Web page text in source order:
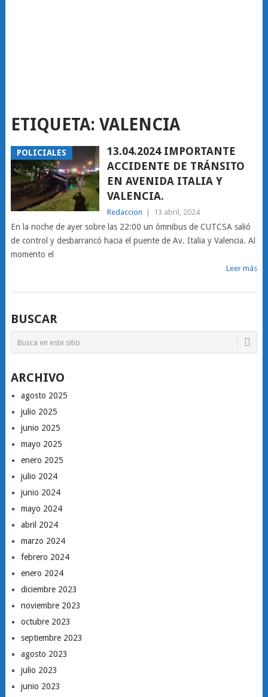
ETIQUETA: VALENCIA
POLICIALES
13.04.2024 IMPORTANTE
ACCIDENTE DE TRÁNSITO
EN AVENIDA ITALIA Y
VALENCIA.
Redaccion 13 abril, 2024
En la noche de ayer sobre las 22:00 un ómnibus de CUTCSA salió
de control y desbarrancó hacia el puente de Av. Italia y Valencia. Al
momento el
Leer más
BUSCAR
ARCHIVO
agosto 2025
julio 2025
junio 2025
mayo 2025
enero 2025
julio 2024
junio 2024
mayo 2024
abril 2024
marzo 2024
febrero 2024
enero 2024
diciembre 2023
noviembre 2023
octubre 2023
septiembre 2023
agosto 2023
julio 2023
junio 2023